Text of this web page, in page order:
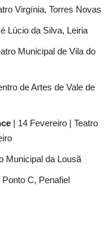
Virgínia, Torres Novas
Lúcio da Silva, Leiria
Municipal de Vila do
de Artes de Vale de
| 14 Fevereiro | Teatro
Municipal da Lousã
C, Penafiel